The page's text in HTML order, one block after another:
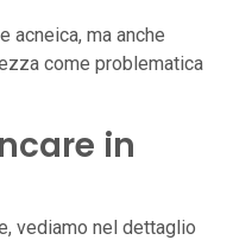
acneica, ma anche
come problematica
in
vediamo nel dettaglio